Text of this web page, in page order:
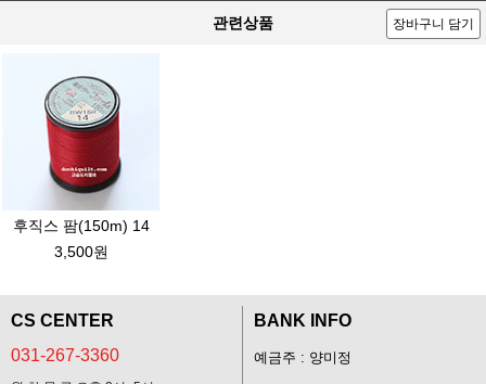
관련상품 장바구니 담기
후직스 팜(150m) 14
3,500원
CS CENTER
031-267-3360
BANK INFO
예금주 : 양미정